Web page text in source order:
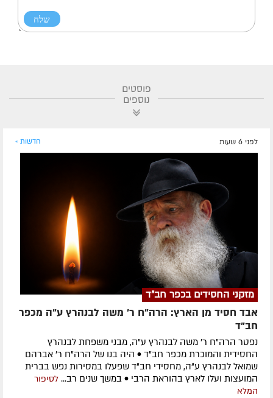
פוסטים
נוספים
לפני 6 שעות חדשות »
מזקני החסידים בכפר חב"ד
אבד חסיד מן הארץ: הרה"ח ר' משה לבנהרץ ע"ה מכפר
חב"ד
נפטר הרה"ח ר' משה לבנהרץ ע"ה, מבני משפחת לבנהרץ
החסידית והמוכרת מכפר חב"ד • היה בנו של הרה"ח ר' אברהם
שמואל לבנהרץ ע"ה, מחסידי חב"ד שפעלו במסירות נפש בברית
המועצות ועלו לארץ בהוראת הרבי • במשך שנים רב... לסיפור
המלא